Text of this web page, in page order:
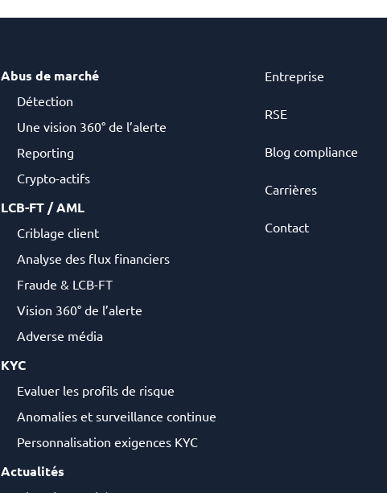
Abus de marché
Détection
Une vision 360° de l’alerte
Reporting
Crypto-actifs
LCB-FT / AML
Criblage client
Analyse des flux financiers
Fraude & LCB-FT
Vision 360° de l’alerte
Adverse média
KYC
Evaluer les profils de risque
Anomalies et surveillance continue
Personnalisation exigences KYC
Actualités
Entreprise
RSE
Blog compliance
Carrières
Contact